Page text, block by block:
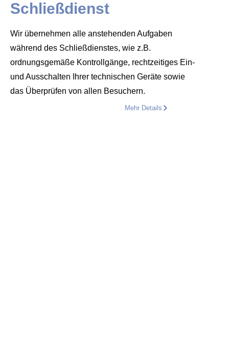
Schließdienst
Wir übernehmen alle anstehenden Aufgaben
während des Schließdienstes, wie z.B.
ordnungsgemäße Kontrollgänge, rechtzeitiges Ein-
und Ausschalten Ihrer technischen Geräte sowie
das Überprüfen von allen Besuchern.
Mehr Details